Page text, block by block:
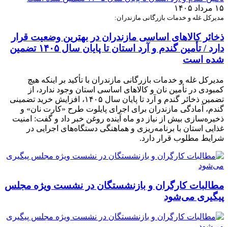
۱۵ مرداد ۱۴۰۵
مدیرکل غله و خدمات بازرگانی مازندران:
ذخائر کالاهای اساسی مازندران در بهترین وضعیت قرار
دارد / تأمین گندم و آرد استان تا پایان سال ۱۴۰۵ تضمین
شده است
مدیرکل غله و خدمات بازرگانی مازندران با تأکید بر اینکه هیچ
کمبودی در تأمین نان و کالاهای اساسی استان وجود ندارد، از
تضمین ذخائر گندم و آرد تا پایان سال ۱۴۰۵، افزایش خرید تضمینی
گندم، آمادگی مازندران برای اجرای پایلوت طرح «کارت نان» و
ذخیره‌سازی بیش از نیاز دو ماه آینده روغن خبر داد و گفت: امنیت
غذایی استان با برنامه‌ریزی و هماهنگی دستگاه‌های اجرایی در
شرایط مطلوب قرار دارد.
مطالبات کارگران و بازنشستگان در نشست ویژه مجلس
پیگیری می‌شود